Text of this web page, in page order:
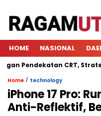
HOME NASIONAL
Pendekatan CRT,
Home / technology
iPhone 17 Pro:
Anti-Reflektif,